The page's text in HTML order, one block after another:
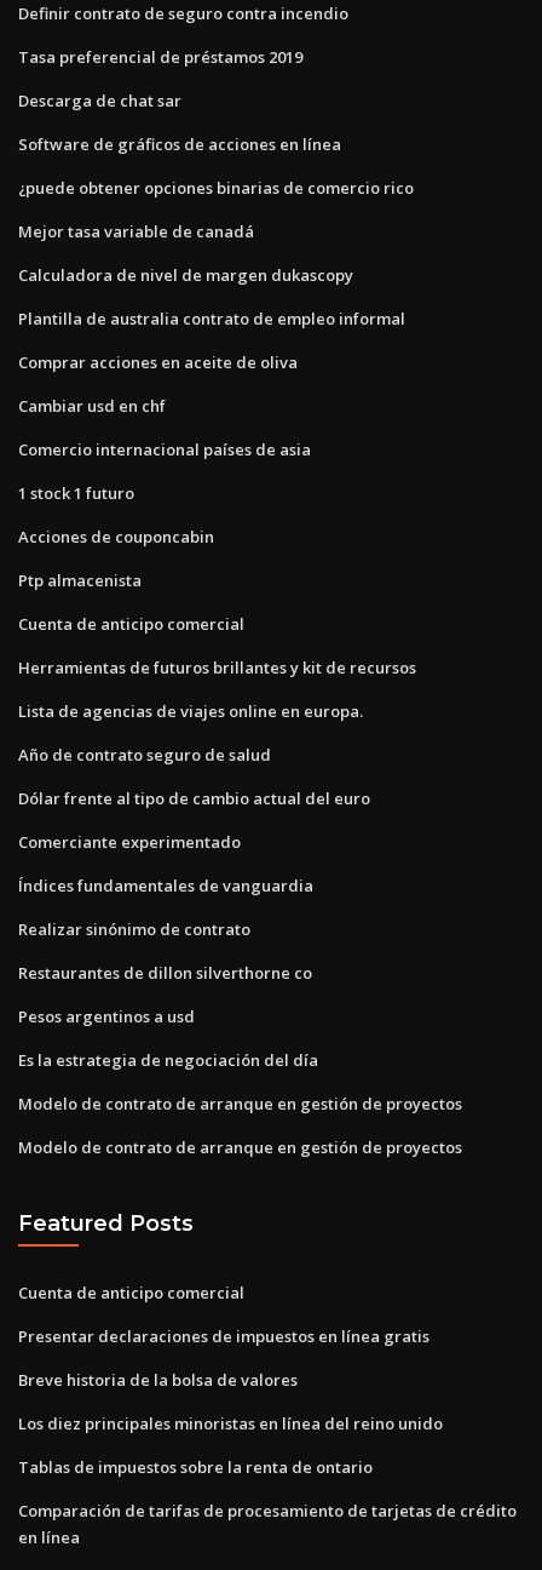
Definir contrato de seguro contra incendio
Tasa preferencial de préstamos 2019
Descarga de chat sar
Software de gráficos de acciones en línea
¿puede obtener opciones binarias de comercio rico
Mejor tasa variable de canadá
Calculadora de nivel de margen dukascopy
Plantilla de australia contrato de empleo informal
Comprar acciones en aceite de oliva
Cambiar usd en chf
Comercio internacional países de asia
1 stock 1 futuro
Acciones de couponcabin
Ptp almacenista
Cuenta de anticipo comercial
Herramientas de futuros brillantes y kit de recursos
Lista de agencias de viajes online en europa.
Año de contrato seguro de salud
Dólar frente al tipo de cambio actual del euro
Comerciante experimentado
Índices fundamentales de vanguardia
Realizar sinónimo de contrato
Restaurantes de dillon silverthorne co
Pesos argentinos a usd
Es la estrategia de negociación del día
Modelo de contrato de arranque en gestión de proyectos
Modelo de contrato de arranque en gestión de proyectos
Featured Posts
Cuenta de anticipo comercial
Presentar declaraciones de impuestos en línea gratis
Breve historia de la bolsa de valores
Los diez principales minoristas en línea del reino unido
Tablas de impuestos sobre la renta de ontario
Comparación de tarifas de procesamiento de tarjetas de crédito
en línea